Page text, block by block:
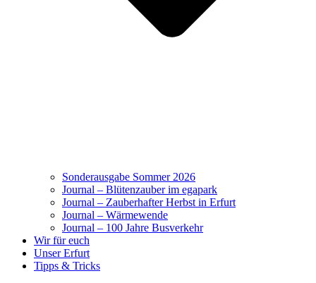
Sonderausgabe Sommer 2026
Journal – Blütenzauber im egapark
Journal – Zauberhafter Herbst in Erfurt
Journal – Wärmewende
Journal – 100 Jahre Busverkehr
Wir für euch
Unser Erfurt
Tipps & Tricks